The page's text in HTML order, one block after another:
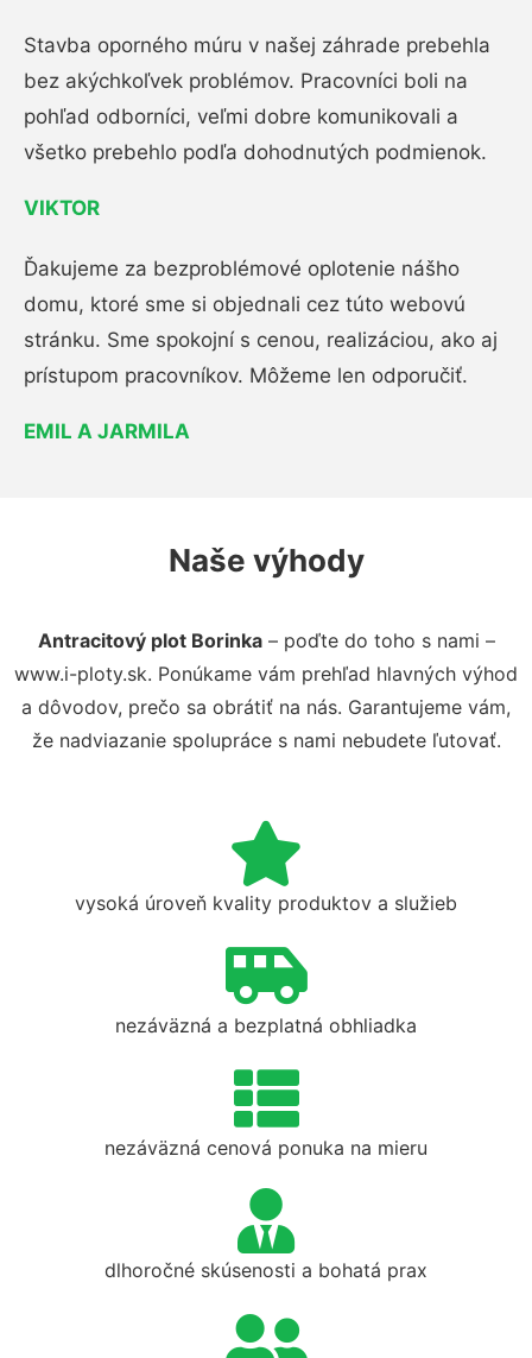
Stavba oporného múru v našej záhrade prebehla
bez akýchkoľvek problémov. Pracovníci boli na
pohľad odborníci, veľmi dobre komunikovali a
všetko prebehlo podľa dohodnutých podmienok.
VIKTOR
Ďakujeme za bezproblémové oplotenie nášho
domu, ktoré sme si objednali cez túto webovú
stránku. Sme spokojní s cenou, realizáciou, ako aj
prístupom pracovníkov. Môžeme len odporučiť.
EMIL A JARMILA
Naše výhody
Antracitový plot Borinka– poďte do toho s nami –
www.i-ploty.sk. Ponúkame vám prehľad hlavných výhod
a dôvodov, prečo sa obrátiť na nás. Garantujeme vám,
že nadviazanie spolupráce s nami nebudete ľutovať.
vysoká úroveň kvality produktov a služieb
nezáväzná a bezplatná obhliadka
nezáväzná cenová ponuka na mieru
dlhoročné skúsenosti a bohatá prax